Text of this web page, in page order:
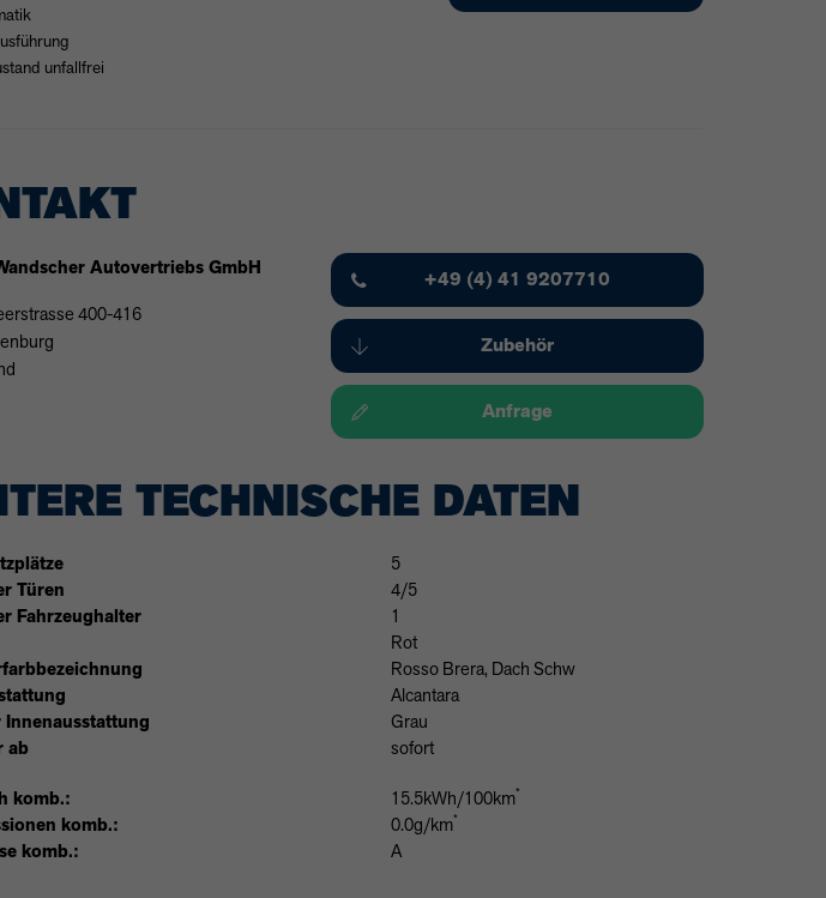
unfallfrei
Autovertriebs GmbH
400-416
+49 (4) 41 9207710
Zubehör
Anfrage
TECHNISCHE DATEN
5
Türen 4/5
Fahrzeughalter 1
Rot
Rosso Brera, Dach Schw
Alcantara
Innenausstattung Grau
ab sofort
komb.: 15.5kWh/100km*
komb.: 0.0g/km*
komb.: A